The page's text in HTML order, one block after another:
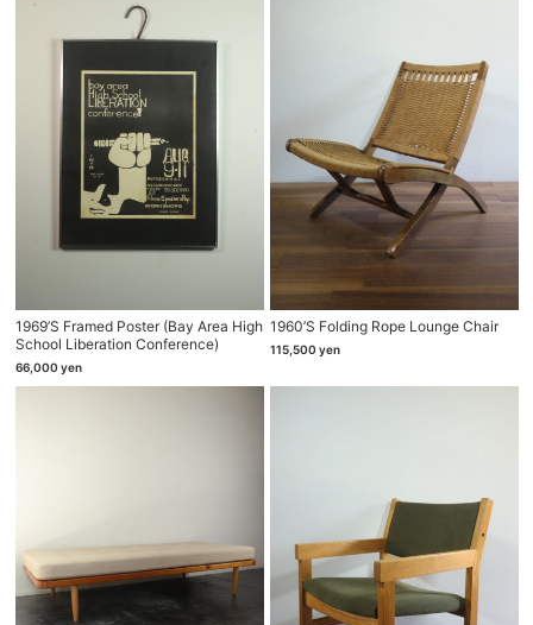
1969’s Framed Poster (Bay Area High
School Liberation Conference)
66,000 yen
1960’s Folding Rope Lounge Chair
115,500 yen